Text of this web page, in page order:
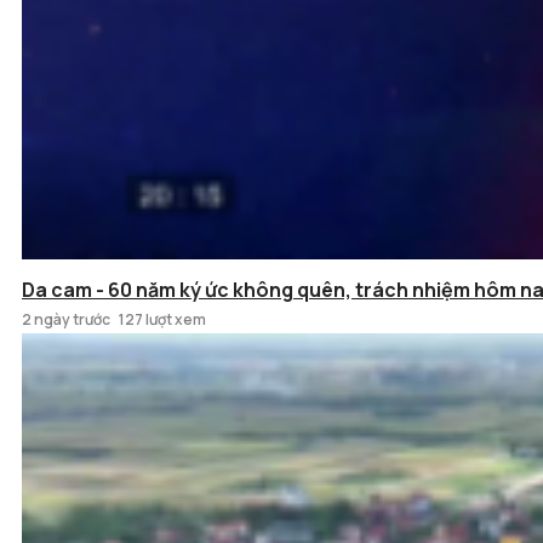
Da cam - 60 năm ký ức không quên, trách nhiệm hôm
2 ngày trước 127 lượt xem